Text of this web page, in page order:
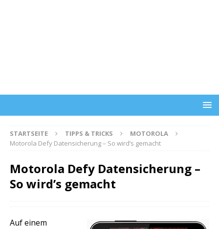
STARTSEITE TIPPS & TRICKS
MOTOROLA
Motorola Defy Datensicherung – So wird’s gemacht
Motorola Defy Datensicherung –
So wird’s gemacht
Auf einem